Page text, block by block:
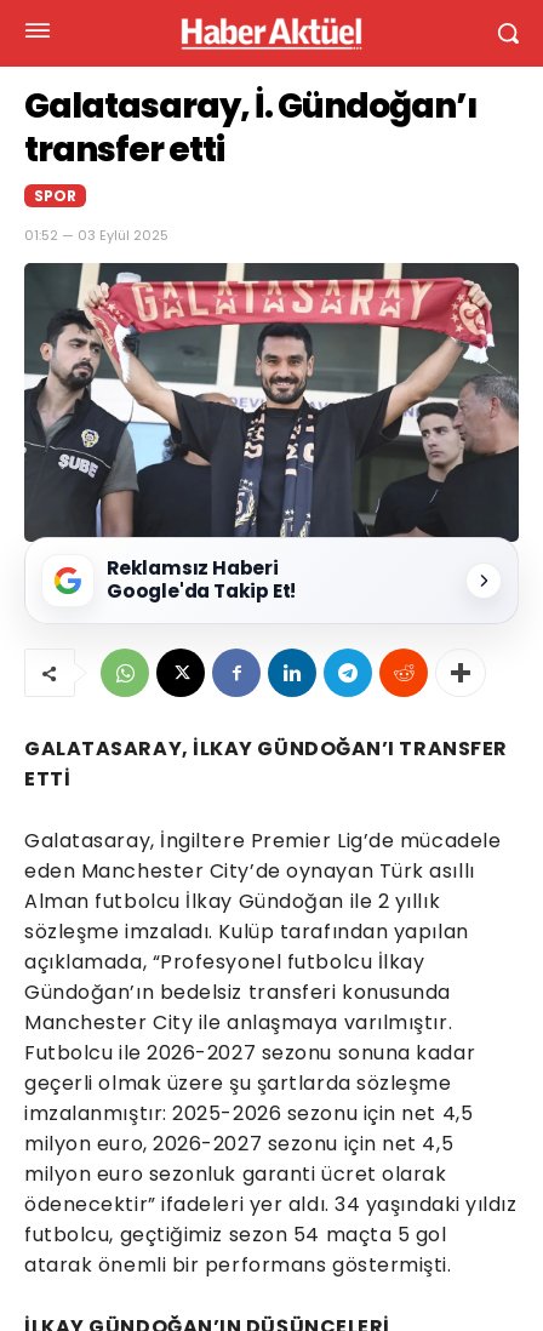
Galatasaray, İ. Gündoğan’ı
transfer etti
SPOR
01:52 — 03 Eylül 2025
Reklamsız Haberi
Google'da Takip Et!
GALATASARAY, İLKAY GÜNDOĞAN’I TRANSFER
ETTİ
Galatasaray, İngiltere Premier Lig’de mücadele
eden Manchester City’de oynayan Türk asıllı
Alman futbolcu İlkay Gündoğan ile 2 yıllık
sözleşme imzaladı. Kulüp tarafından yapılan
açıklamada, “Profesyonel futbolcu İlkay
Gündoğan’ın bedelsiz transferi konusunda
Manchester City ile anlaşmaya varılmıştır.
Futbolcu ile 2026-2027 sezonu sonuna kadar
geçerli olmak üzere şu şartlarda sözleşme
imzalanmıştır: 2025-2026 sezonu için net 4,5
milyon euro, 2026-2027 sezonu için net 4,5
milyon euro sezonluk garanti ücret olarak
ödenecektir” ifadeleri yer aldı. 34 yaşındaki yıldız
futbolcu, geçtiğimiz sezon 54 maçta 5 gol
atarak önemli bir performans göstermişti.